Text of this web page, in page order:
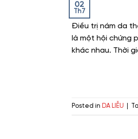
02
Th7
Điều trị nám da
là một hội chứng
khác nhau. Thời
Posted in DA LIỄU